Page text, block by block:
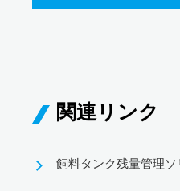
関連リンク
飼料タンク残量管理ソ